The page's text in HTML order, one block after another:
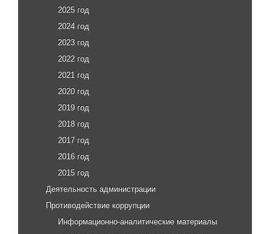
2025 год
2024 год
2023 год
2022 год
2021 год
2020 год
2019 год
2018 год
2017 год
2016 год
2015 год
Деятельность администрации
Противодействие коррупции
Информационно-аналитические материалы